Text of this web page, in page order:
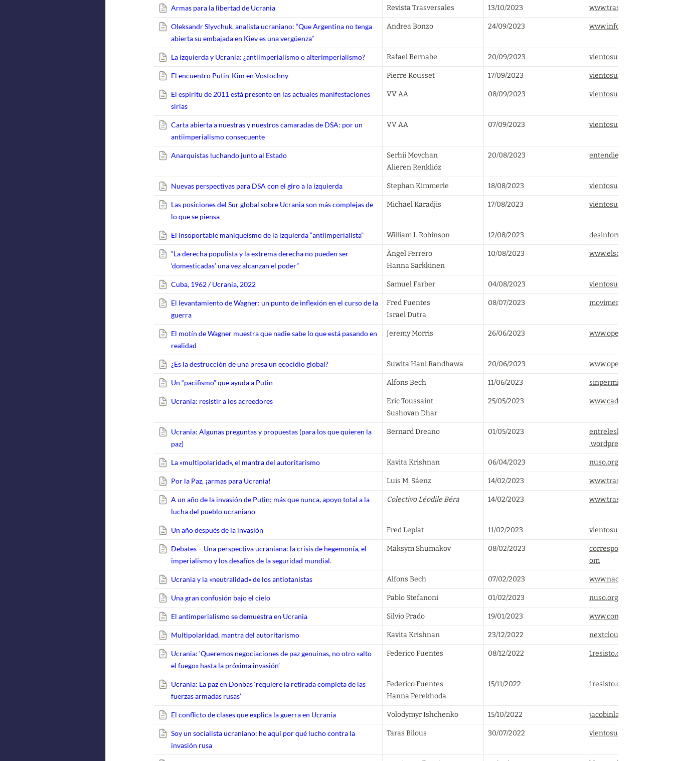
Armas para la libertad de Ucrania Revista Trasversales 13/10/2023 www.trasversales.net
Oleksandr Slyvchuk, analista ucraniano: “Que Argentina no tenga
abierta su embajada en Kiev es una vergüenza”
Andrea Bonzo 24/09/2023 www.infobae.com
La izquierda y Ucrania: ¿antiimperialismo o alterimperialismo? Rafael Bernabe 20/09/2023 vientosur.info
El encuentro Putin-Kim en Vostochny Pierre Rousset 17/09/2023 vientosur.info
El espíritu de 2011 está presente en las actuales manifestaciones
sirias
VV AA 08/09/2023 vientosur.info
Carta abierta a nuestras y nuestros camaradas de DSA: por un
antiimperialismo consecuente
VV AA 07/09/2023 vientosur.info
Anarquistas luchando junto al Estado
Serhii Movchan
Alieren Renkliöz
20/08/2023 entendiendoucrania.com
Nuevas perspectivas para DSA con el giro a la izquierda Stephan Kimmerle 18/08/2023 vientosur.info
Las posiciones del Sur global sobre Ucrania son más complejas de
lo que se piensa
Michael Karadjis 17/08/2023 vientosur.info
El insoportable maniqueísmo de la izquierda “antiimperialista” William I. Robinson 12/08/2023 desinformemonos.org
“La derecha populista y la extrema derecha no pueden ser
‘domesticadas’ una vez alcanzan el poder”
Àngel Ferrero
Hanna Sarkkinen
10/08/2023 www.elsaltodiario.com
Cuba, 1962 / Ucrania, 2022 Samuel Farber 04/08/2023 vientosur.info
El levantamiento de Wagner: un punto de inflexión en el curso de la
guerra
Fred Fuentes
Israel Dutra
08/07/2023 movimentorevista.com.br
El motín de Wagner muestra que nadie sabe lo que está pasando en
realidad
Jeremy Morris 26/06/2023 www.opendemocracy.net
¿Es la destrucción de una presa un ecocidio global? Suwita Hani Randhawa 20/06/2023 www.opendemocracy.net
Un “pacifismo” que ayuda a Putin Alfons Bech 11/06/2023 sinpermiso.info
Ucrania: resistir a los acreedores
Eric Toussaint
Sushovan Dhar
25/05/2023 www.cadtm.org
Ucrania: Algunas preguntas y propuestas (para los que quieren la
paz)
Bernard Dreano 01/05/2023
.wordpress.com
La «multipolaridad», el mantra del autoritarismo Kavita Krishnan 06/04/2023 nuso.org
Por la Paz, ¡armas para Ucrania! Luis M. Sáenz 14/02/2023 www.trasversales.net
A un año de la invasión de Putin: más que nunca, apoyo total a la
lucha del pueblo ucraniano
Colectivo Léodile Béra 14/02/2023 www.trasversales.net
Un año después de la invasión Fred Leplat 11/02/2023 vientosur.info
Debates – Una perspectiva ucraniana: la crisis de hegemonía, el
imperialismo y los desafíos de la seguridad mundial.
Maksym Shumakov 08/02/2023
om
Ucrania y la «neutralidad» de los antiotanistas Alfons Bech 07/02/2023 www.naciodigital.cat
Una gran confusión bajo el cielo Pablo Stefanoni 01/02/2023 nuso.org
El antimperialismo se demuestra en Ucrania Silvio Prado 19/01/2023 www.confidencial.digital
Multipolaridad, mantra del autoritarismo Kavita Krishnan 23/12/2022 nextcloud.rio20.net
Ucrania: ‘Queremos negociaciones de paz genuinas, no otro «alto
el fuego» hasta la próxima invasión’
Federico Fuentes 08/12/2022 1resisto.com
Ucrania: La paz en Donbas ‘requiere la retirada completa de las
fuerzas armadas rusas’
Federico Fuentes
Hanna Perekhoda
15/11/2022 1resisto.com
El conflicto de clases que explica la guerra en Ucrania Volodymyr Ishchenko 15/10/2022 jacobinlat.com
Soy un socialista ucraniano: he aquí por qué lucho contra la
invasión rusa
Taras Bilous 30/07/2022 vientosur.info